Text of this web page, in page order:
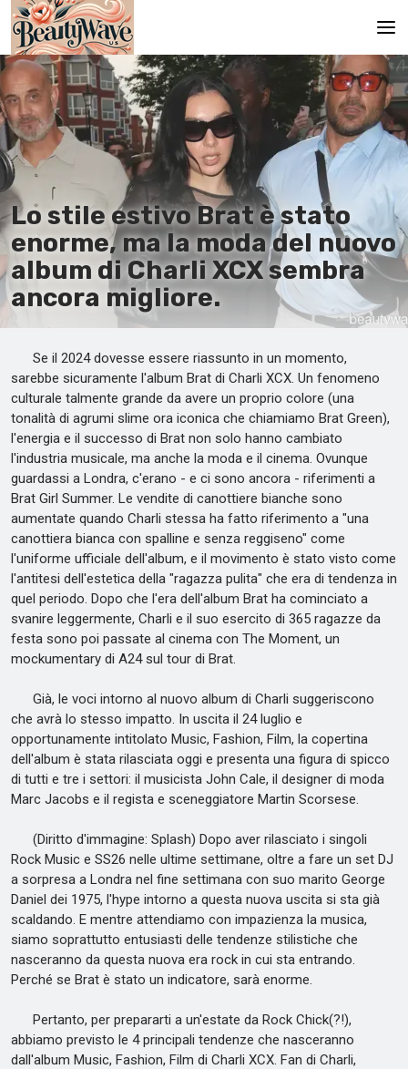
Pagina principale
En
Es
It
De
Lo stile estivo Brat è stato
enorme, ma la moda del nuovo
album di Charli XCX sembra
ancora migliore.
Se il 2024 dovesse essere riassunto in un momento,
sarebbe sicuramente l'album Brat di Charli XCX. Un fenomeno
culturale talmente grande da avere un proprio colore (una
tonalità di agrumi slime ora iconica che chiamiamo Brat Green),
l'energia e il successo di Brat non solo hanno cambiato
l'industria musicale, ma anche la moda e il cinema. Ovunque
guardassi a Londra, c'erano - e ci sono ancora - riferimenti a
Brat Girl Summer. Le vendite di canottiere bianche sono
aumentate quando Charli stessa ha fatto riferimento a "una
canottiera bianca con spalline e senza reggiseno" come
l'uniforme ufficiale dell'album, e il movimento è stato visto come
l'antitesi dell'estetica della "ragazza pulita" che era di tendenza in
quel periodo. Dopo che l'era dell'album Brat ha cominciato a
svanire leggermente, Charli e il suo esercito di 365 ragazze da
festa sono poi passate al cinema con The Moment, un
mockumentary di A24 sul tour di Brat.
Già, le voci intorno al nuovo album di Charli suggeriscono
che avrà lo stesso impatto. In uscita il 24 luglio e
opportunamente intitolato Music, Fashion, Film, la copertina
dell'album è stata rilasciata oggi e presenta una figura di spicco
di tutti e tre i settori: il musicista John Cale, il designer di moda
Marc Jacobs e il regista e sceneggiatore Martin Scorsese.
(Diritto d'immagine: Splash) Dopo aver rilasciato i singoli
Rock Music e SS26 nelle ultime settimane, oltre a fare un set DJ
a sorpresa a Londra nel fine settimana con suo marito George
Daniel dei 1975, l'hype intorno a questa nuova uscita si sta già
scaldando. E mentre attendiamo con impazienza la musica,
siamo soprattutto entusiasti delle tendenze stilistiche che
nasceranno da questa nuova era rock in cui sta entrando.
Perché se Brat è stato un indicatore, sarà enorme.
Pertanto, per prepararti a un'estate da Rock Chick(?!),
abbiamo previsto le 4 principali tendenze che nasceranno
dall'album Music, Fashion, Film di Charli XCX. Fan di Charli,